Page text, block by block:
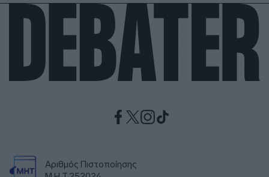
Αριθμός Πιστοποίησης